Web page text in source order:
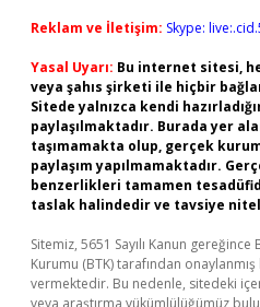
Reklam ve İletişim: Skype:
Yasal Uyarı: Bu internet sitesi,
veya şahıs şirketi ile hiçbir
Sitede yalnızca kendi
paylaşılmaktadır. Burada yer
taşımamakta olup, gerçek
paylaşım yapılmamaktadır.
benzerlikleri tamamen
taslak halindedir ve tavsiye
Sitemiz, 5651 Sayılı Kanun
Kurumu (BTK) tarafından
vermektedir. Bu nedenle, sitedeki
veya araştırma yükümlülüğümüz